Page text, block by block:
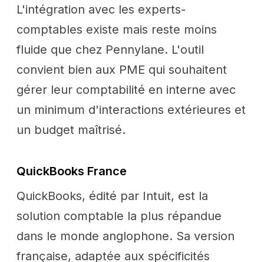
L'intégration avec les experts-
comptables existe mais reste moins
fluide que chez Pennylane. L'outil
convient bien aux PME qui souhaitent
gérer leur comptabilité en interne avec
un minimum d'interactions extérieures et
un budget maîtrisé.
QuickBooks France
QuickBooks, édité par Intuit, est la
solution comptable la plus répandue
dans le monde anglophone. Sa version
française, adaptée aux spécificités